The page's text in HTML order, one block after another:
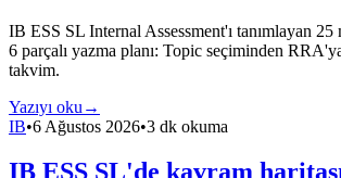
IB ESS SL Internal Assessment'ı tanımlayan
6 parçalı yazma planı: Topic seçiminden
takvim.
Yazıyı oku →
IB•6 Ağustos 2026•3 dk okuma
IB ESS SL'de kavram